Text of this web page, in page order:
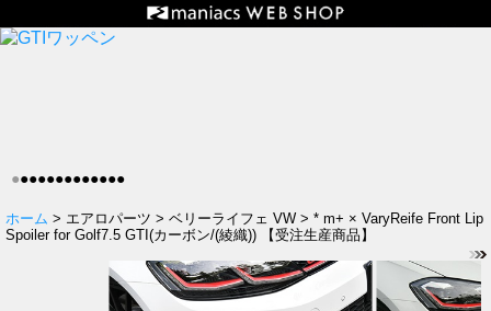
●●●●●●●●●●●●●
ホーム > エアロパーツ > ベリーライフェ VW > * m+ × VaryReife Front Lip
Spoiler for Golf7.5 GTI(カーボン/(綾織)) 【受注生産商品】